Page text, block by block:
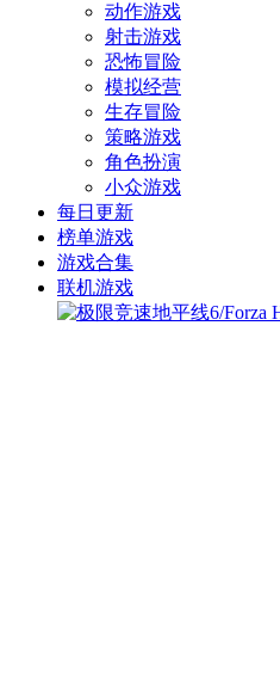
动作游戏
射击游戏
恐怖冒险
模拟经营
生存冒险
策略游戏
角色扮演
小众游戏
每日更新
榜单游戏
游戏合集
联机游戏